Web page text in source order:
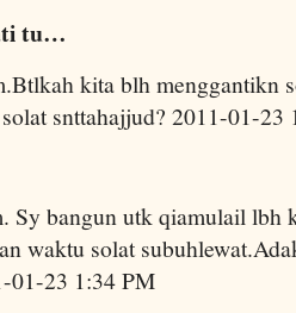
tu…
kita blh menggantikn
snttahajjud? 2011-01-23
Sy bangun utk qiamulail lbh
waktu solat
01-23 1:34 PM